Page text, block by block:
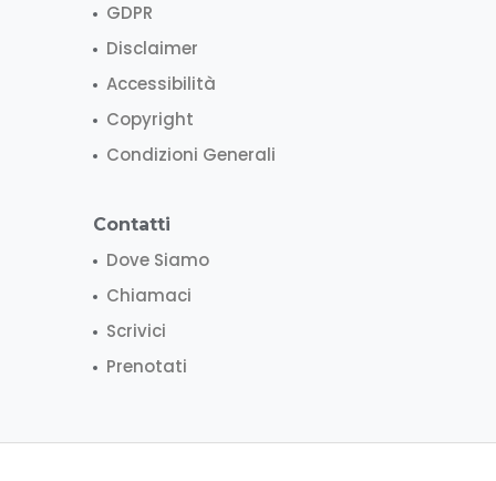
GDPR
Disclaimer
Accessibilità
Copyright
Condizioni Generali
Contatti
Dove Siamo
Chiamaci
Scrivici
Prenotati